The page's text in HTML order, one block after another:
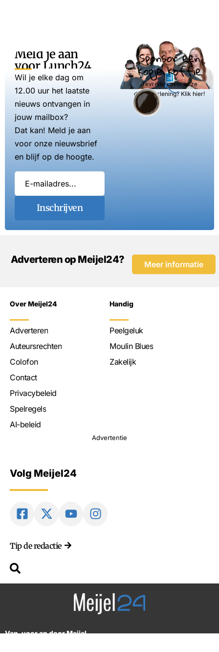
Meld je aan
voor Lunch24
Wil je elke dag om
12.00 uur het laatste
nieuws ontvangen in
jouw mailbox?
Dat kan! Meld je aan
voor onze nieuwsbrief
en blijf op de hoogte.
Inschrijven
Sponsor een
kopje koffie
Tevreden over onze
dienstverlening? Klik hier!
Adverteren op Meijel24? Meer informatie
Over Meijel24
Adverteren
Auteursrechten
Colofon
Contact
Privacybeleid
Spelregels
AI-beleid
Handig
Peelgeluk
Moulin Blues
Zakelijk
Advertentie
Volg Meijel24
Tip de redactie
Van, voor en door Meijel